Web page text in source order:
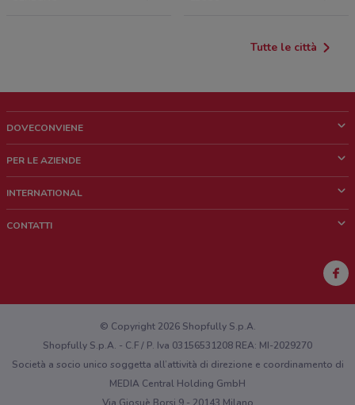
Tutte le città
DOVECONVIENE
Chi siamo
Lavora con noi
PER LE AZIENDE
Richieste commerciali e marketing
INTERNATIONAL
CONTATTI
Hai un malfunzionamento sul web o sull'app?
© Copyright 2026 Shopfully S.p.A.
Shopfully S.p.A. - C.F / P. Iva 03156531208 REA: MI-2029270
Società a socio unico soggetta all’attività di direzione e coordinamento di
MEDIA Central Holding GmbH